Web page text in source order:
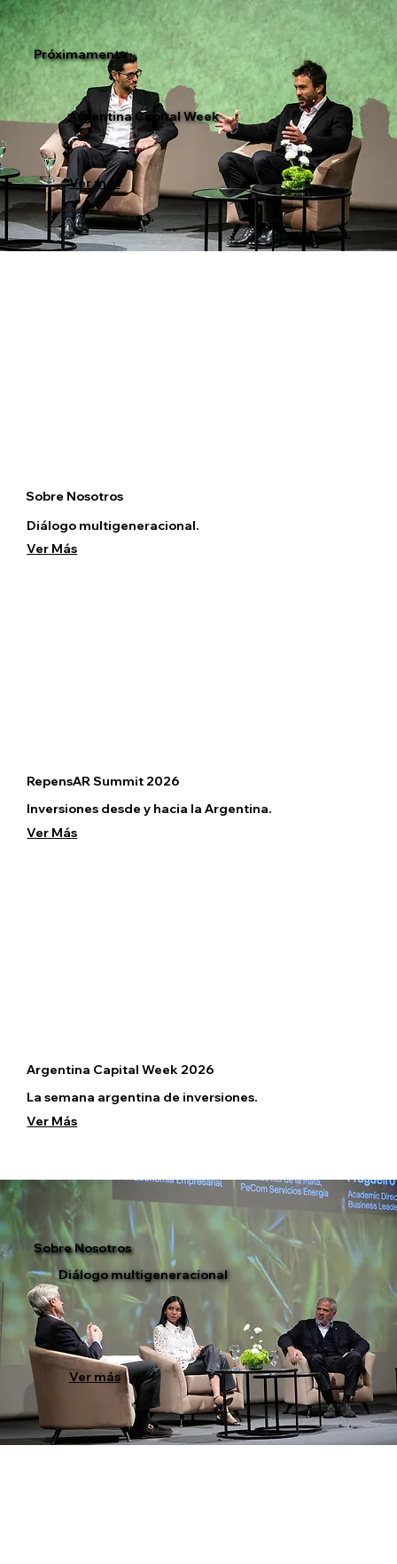
Argentina Capital Week
Próximamente
Ver más
Diálogo multigeneracional
Sobre Nosotros
Ver más
Sobre Nosotros
Diálogo multigeneracional.
Ver Más
RepensAR Summit 2026
Inversiones desde y hacia la Argentina.
Ver Más
Argentina Capital Week 2026
La semana argentina de inversiones.
Ver Más